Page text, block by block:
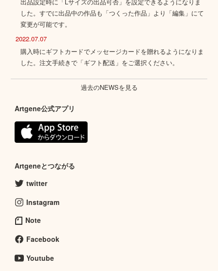
出品設定時に「Lサイズの出品可否」を設定できるようになりま
した。すでに出品中の作品も「つくった作品」より「編集」にて
変更が可能です。
2022.07.07
購入時にギフトカードでメッセージカードを贈れるようになりま
した。注文手続きで「ギフト配送」をご選択ください。
過去のNEWSを見る
Artgene公式アプリ
Artgeneとつながる
twitter
Instagram
Note
Facebook
Youtube